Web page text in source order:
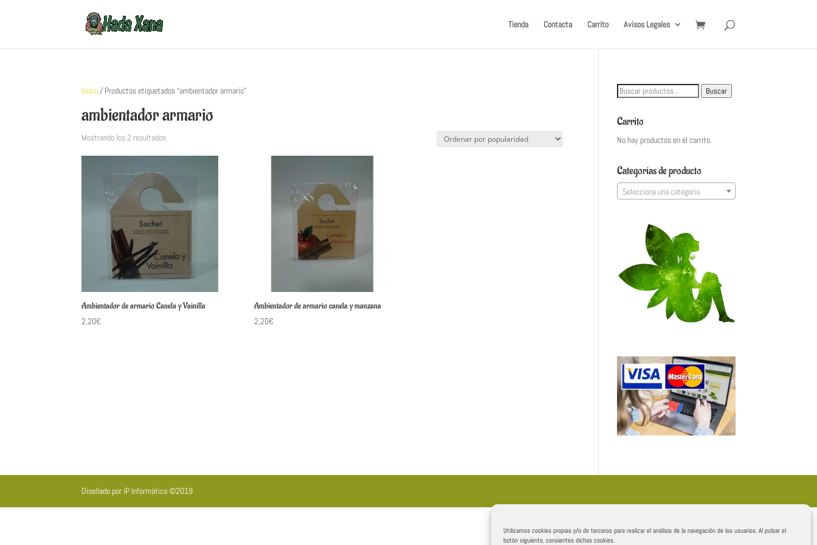
Utilizamos cookies propias y/o de terceros para realizar el análisis de la navegación de los usuarios. Al pulsar el
botón siguiente, consientes dichas cookies.
Tienda Contacta Carrito Avisos Legales
Inicio/ Productos etiquetados “ambientador armario”
ambientador armario
Mostrando los 2 resultados
Ambientador de armario Canela y Vainilla
2,20€
Ambientador de armario canela y manzana
2,20€
Buscar
Buscar
Carrito
No hay productos en el carrito.
Categorías de producto
Selecciona una categoría
Diseñado por iP Informática ©2019